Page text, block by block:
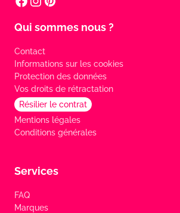
Qui sommes nous ?
Contact
Informations sur les cookies
Protection des données
Vos droits de rétractation
Résilier le contrat
Mentions légales
Conditions générales
Services
FAQ
Marques